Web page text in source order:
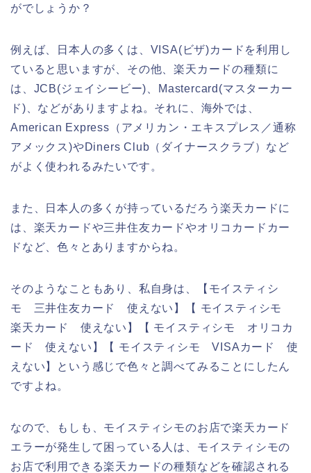
がでしょうか？
例えば、日本人の多くは、VISA(ビザ)カードを利用し
ていると思いますが、その他、楽天カードの種類に
は、JCB(ジェイシービー)、Mastercard(マスターカー
ド)、などがありますよね。それに、海外では、
American Express（アメリカン・エキスプレス／通称
アメックス)やDiners Club（ダイナースクラブ）など
がよく使われるみたいです。
また、日本人の多くが持っているだろう楽天カードに
は、楽天カードや三井住友カードやオリコカードカー
ドなど、色々とありますからね。
そのようなこともあり、私自身は、【モイスティシ
モ 三井住友カード 使えない】【 モイスティシモ
楽天カード 使えない】【 モイスティシモ オリコカ
ード 使えない】【 モイスティシモ VISAカード 使
えない】という感じで色々と調べてみることにしたん
ですよね。
なので、もしも、モイスティシモのお店で楽天カード
エラーが発生して困っている人は、モイスティシモの
お店で利用できる楽天カードの種類などを確認される